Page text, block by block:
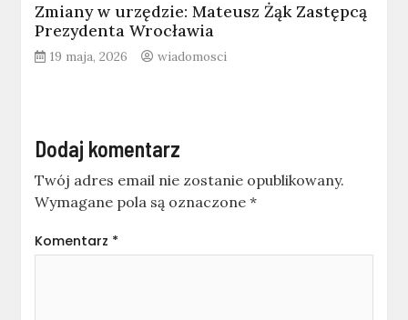
Zmiany w urzędzie: Mateusz Żąk Zastępcą
Prezydenta Wrocławia
19 maja, 2026 wiadomosci
Dodaj komentarz
Twój adres email nie zostanie opublikowany.
Wymagane pola są oznaczone*
Komentarz *